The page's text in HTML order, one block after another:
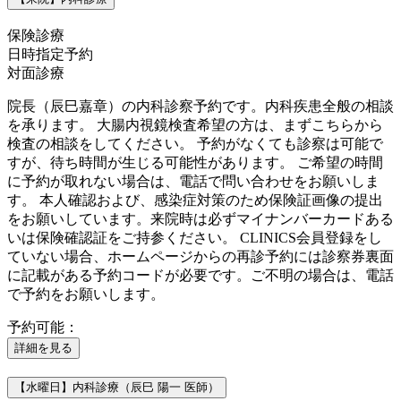
保険診療
日時指定予約
対面診療
院長（辰巳嘉章）の内科診察予約です。内科疾患全般の相談
を承ります。 大腸内視鏡検査希望の方は、まずこちらから
検査の相談をしてください。 予約がなくても診察は可能で
すが、待ち時間が生じる可能性があります。 ご希望の時間
に予約が取れない場合は、電話で問い合わせをお願いしま
す。 本人確認および、感染症対策のため保険証画像の提出
をお願いしています。来院時は必ずマイナンバーカードある
いは保険確認証をご持参ください。 CLINICS会員登録をし
ていない場合、ホームページからの再診予約には診察券裏面
に記載がある予約コードが必要です。ご不明の場合は、電話
で予約をお願いします。
予約可能：
詳細を見る
【水曜日】内科診療（辰巳 陽一 医師）